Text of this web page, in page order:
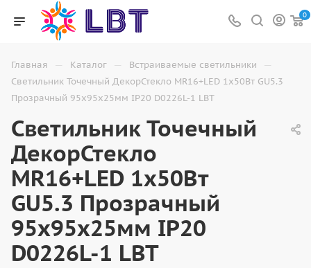
0
Главная — Каталог — Встраиваемые светильники —
Светильник Точечный ДекорСтекло MR16+LED 1х50Вт GU5.3
Прозрачный 95х95х25мм IP20 D0226L-1 LBT
Светильник Точечный
ДекорСтекло
MR16+LED 1х50Вт
GU5.3 Прозрачный
95х95х25мм IP20
D0226L-1 LBT